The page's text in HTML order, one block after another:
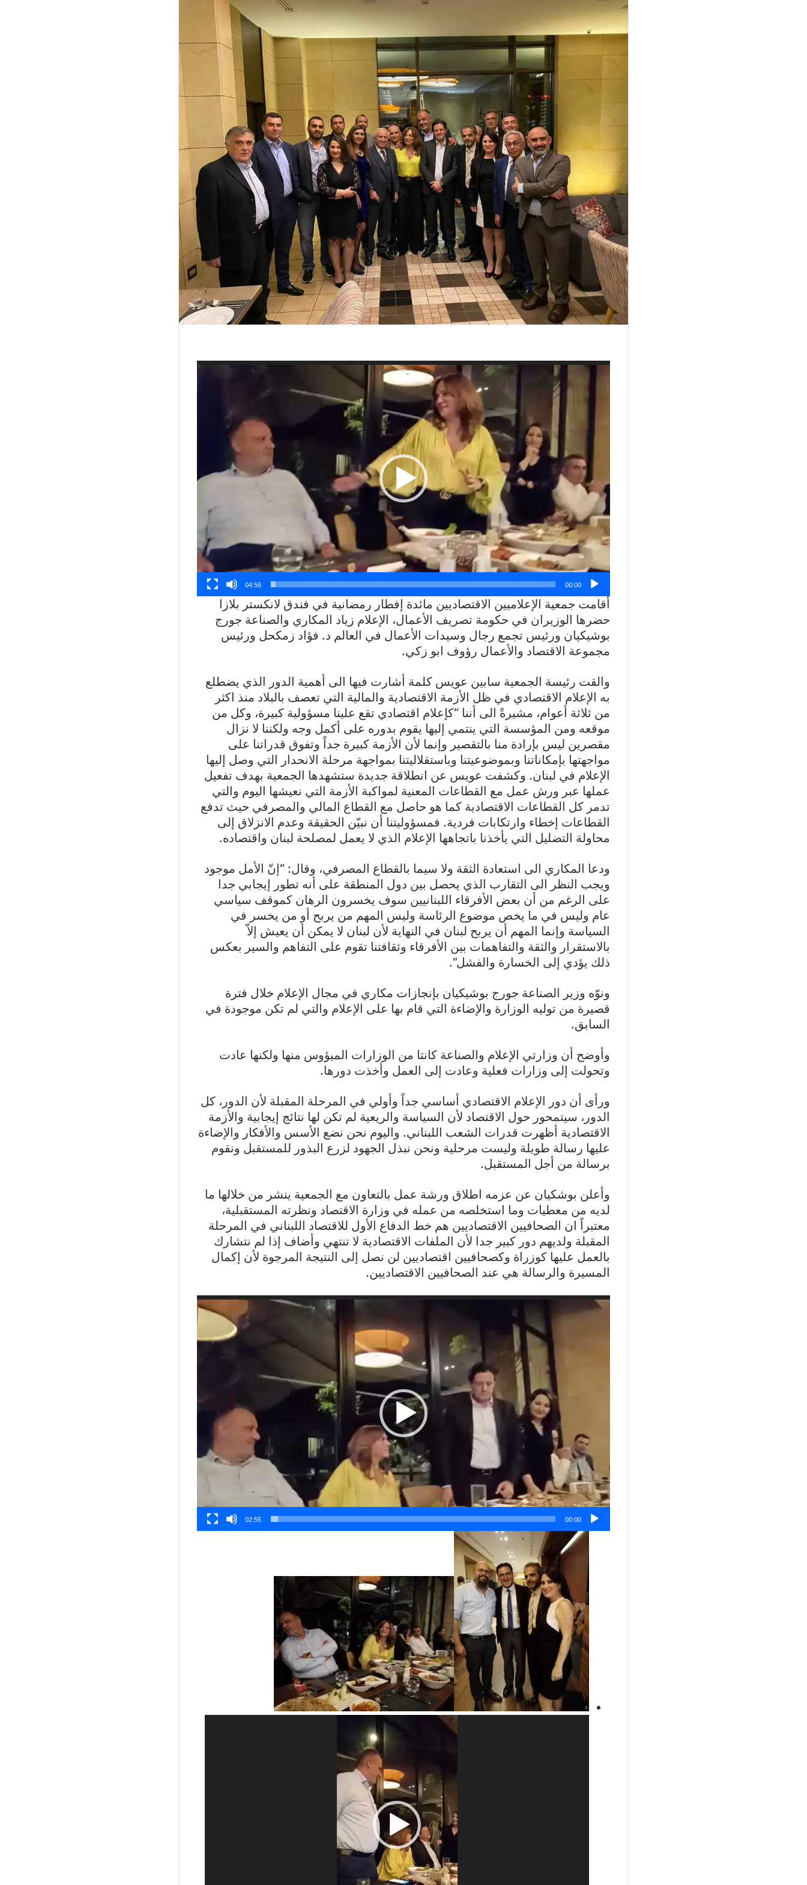
مشغل
الفيديو
00:00
04:56
أقامت جمعية الإعلاميين الاقتصاديين مائدة إفطار رمضانية في فندق لانكستر بلازا
حضرها الوزيران في حكومة تصريف الأعمال، الإعلام زياد المكاري والصناعة جورج
بوشيكيان ورئيس تجمع رجال وسيدات الأعمال في العالم د. فؤاد زمكحل ورئيس
مجموعة الاقتصاد والأعمال رؤوف ابو زكي.
والقت رئيسة الجمعية سابين عويس كلمة أشارت فيها الى أهمية الدور الذي يضطلع
به الإعلام الاقتصادي في ظل الأزمة الاقتصادية والمالية التي تعصف بالبلاد منذ اكثر
من ثلاثة أعوام، مشيرةً الى أننا “كإعلام اقتصادي تقع علينا مسؤولية كبيرة، وكل من
موقعه ومن المؤسسة التي ينتمي إليها يقوم بدوره على أكمل وجه ولكننا لا نزال
مقصرين ليس بإرادة منا بالتقصير وإنما لأن الأزمة كبيرة جداً وتفوق قدراتنا على
مواجهتها بإمكاناتنا وبموضوعيتنا وباستقلاليتنا بمواجهة مرحلة الانحدار التي وصل إليها
الإعلام في لبنان. وكشفت عويس عن انطلاقة جديدة ستشهدها الجمعية بهدف تفعيل
عملها عبر ورش عمل مع القطاعات المعنية لمواكبة الأزمة التي نعيشها اليوم والتي
تدمر كل القطاعات الاقتصادية كما هو حاصل مع القطاع المالي والمصرفي حيث تدفع
القطاعات إخطاء وارتكابات فردية. فمسؤوليتنا أن نبيّن الحقيقة وعدم الانزلاق إلى
محاولة التضليل التي يأخذنا باتجاهها الإعلام الذي لا يعمل لمصلحة لبنان واقتصاده.
ودعا المكاري الى استعادة الثقة ولا سيما بالقطاع المصرفي، وقال: “إنّ الأمل موجود
ويجب النظر الى التقارب الذي يحصل بين دول المنطقة على أنه تطور إيجابي جدا
على الرغم من أن بعض الأفرقاء اللبنانيين سوف يخسرون الرهان كموقف سياسي
عام وليس في ما يخص موضوع الرئاسة وليس المهم من يربح أو من يخسر في
السياسة وإنما المهم أن يربح لبنان في النهاية لأن لبنان لا يمكن أن يعيش إلاّ
بالاستقرار والثقة والتفاهمات بين الأفرقاء وثقافتنا تقوم على التفاهم والسير بعكس
ذلك يؤدي إلى الخسارة والفشل”.
ونوّه وزير الصناعة جورج بوشيكيان بإنجازات مكاري في مجال الإعلام خلال فترة
قصيرة من توليه الوزارة والإضاءة التي قام بها على الإعلام والتي لم تكن موجودة في
السابق.
وأوضح أن وزارتي الإعلام والصناعة كانتا من الوزارات الميؤوس منها ولكنها عادت
وتحولت إلى وزارات فعلية وعادت إلى العمل وأخذت دورها.
ورأى أن دور الإعلام الاقتصادي أساسي جداً وأولي في المرحلة المقبلة لأن الدور، كل
الدور، سيتمحور حول الاقتصاد لأن السياسة والريعية لم تكن لها نتائج إيجابية والأزمة
الاقتصادية أظهرت قدرات الشعب اللبناني. واليوم نحن نضع الأسس والأفكار والإضاءة
عليها رسالة طويلة وليست مرحلية ونحن نبذل الجهود لزرع البذور للمستقبل ونقوم
برسالة من أجل المستقبل.
وأعلن بوشكيان عن عزمه اطلاق ورشة عمل بالتعاون مع الجمعية ينشر من خلالها ما
لديه من معطيات وما استخلصه من عمله في وزارة الاقتصاد ونظرته المستقبلية،
معتبراً ان الصحافيين الاقتصاديين هم خط الدفاع الأول للاقتصاد اللبناني في المرحلة
المقبلة ولديهم دور كبير جدا لأن الملفات الاقتصادية لا تنتهي وأضاف إذا لم نتشارك
بالعمل عليها كوزراة وكصحافيين اقتصاديين لن نصل إلى النتيجة المرجوة لأن إكمال
المسيرة والرسالة هي عند الصحافيين الاقتصاديين.
مشغل
الفيديو
00:00
02:55